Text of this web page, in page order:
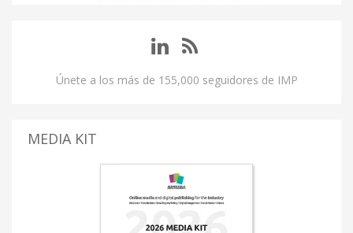
Únete a los más de 155,000 seguidores de IMP
MEDIA KIT